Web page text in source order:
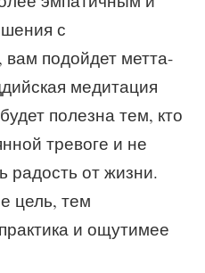
с
подойдет метта-
медитация
полезна тем, кто
тревоге и не
радость от жизни.
цель, тем
и ощутимее